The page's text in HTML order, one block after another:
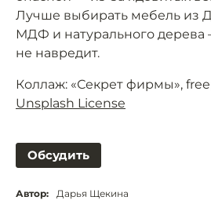
Лучше выбирать мебель из
МДФ и натурального дерева
не навредит.
Коллаж: «Секрет фирмы»,
Unsplash License
Обсудить
Автор: Дарья Щекина